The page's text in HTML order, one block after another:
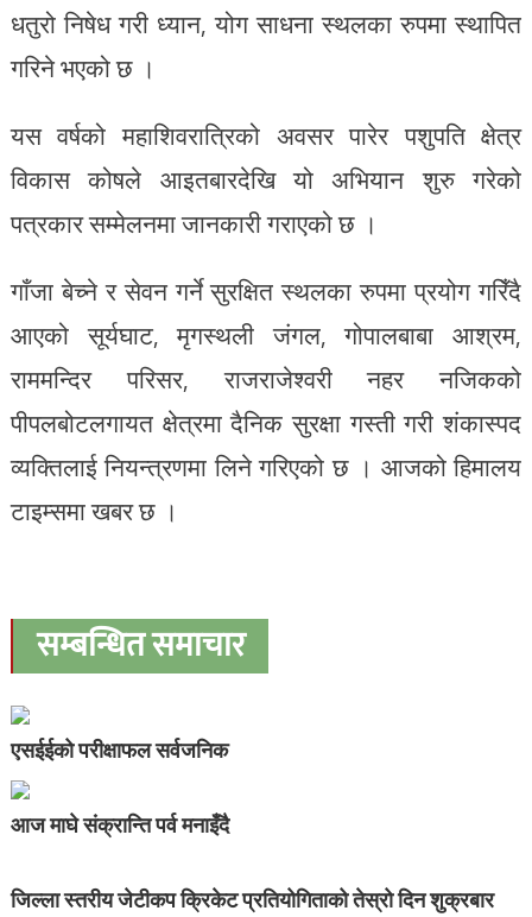
धतुरो निषेध गरी ध्यान, योग साधना स्थलका रुपमा स्थापित
गरिने भएको छ ।
यस वर्षको महाशिवरात्रिको अवसर पारेर पशुपति क्षेत्र
विकास कोषले आइतबारदेखि यो अभियान शुरु गरेको
पत्रकार सम्मेलनमा जानकारी गराएको छ ।
गाँजा बेच्ने र सेवन गर्ने सुरक्षित स्थलका रुपमा प्रयोग गरिँदै
आएको सूर्यघाट, मृगस्थली जंगल, गोपालबाबा आश्रम,
राममन्दिर परिसर, राजराजेश्वरी नहर नजिकको
पीपलबोटलगायत क्षेत्रमा दैनिक सुरक्षा गस्ती गरी शंकास्पद
व्यक्तिलाई नियन्त्रणमा लिने गरिएको छ । आजको हिमालय
टाइम्समा खबर छ ।
सम्बन्धित समाचार
एसईईको परीक्षाफल सर्वजनिक
आज माघे संक्रान्ति पर्व मनाइँदै
जिल्ला स्तरीय जेटीकप क्रिकेट प्रतियोगिताको तेस्रो दिन शुक्रबार